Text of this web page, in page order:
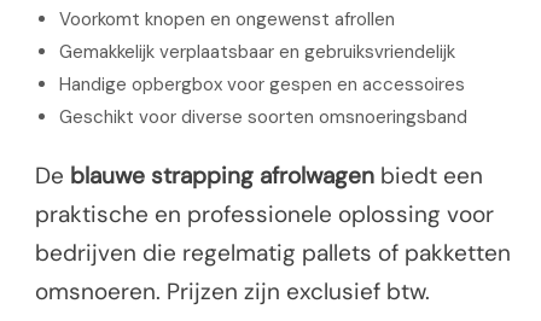
Voorkomt knopen en ongewenst afrollen
Gemakkelijk verplaatsbaar en gebruiksvriendelijk
Handige opbergbox voor gespen en accessoires
Geschikt voor diverse soorten omsnoeringsband
De blauwe strapping afrolwagen biedt een
praktische en professionele oplossing voor
bedrijven die regelmatig pallets of pakketten
omsnoeren. Prijzen zijn exclusief btw.